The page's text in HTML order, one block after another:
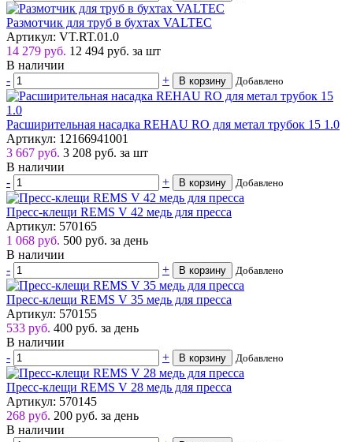
Размотчик для труб в бухтах VALTEC
Артикул: VT.RT.01.0
14 279 руб. 12 494 руб. за шт
В наличии
-
+ В корзину Добавлено
Расширительная насадка REHAU RO для метал трубок 15 1.0
Артикул: 12166941001
3 667 руб. 3 208 руб. за шт
В наличии
-
+ В корзину Добавлено
Пресс-клещи REMS V 42 медь для пресса
Артикул: 570165
1 068 руб. 500 руб. за день
В наличии
-
+ В корзину Добавлено
Пресс-клещи REMS V 35 медь для пресса
Артикул: 570155
533 руб. 400 руб. за день
В наличии
-
+ В корзину Добавлено
Пресс-клещи REMS V 28 медь для пресса
Артикул: 570145
268 руб. 200 руб. за день
В наличии